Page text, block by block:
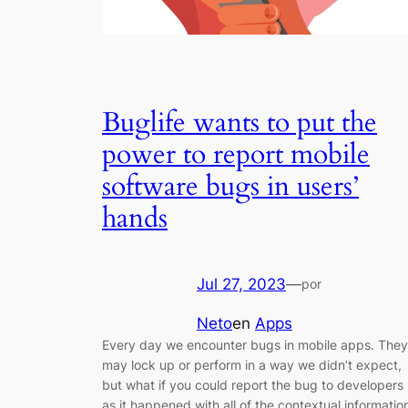
Buglife wants to put the
power to report mobile
software bugs in users’
hands
Jul 27, 2023—por
Netoen Apps
Every day we encounter bugs in mobile apps. They
may lock up or perform in a way we didn’t expect,
but what if you could report the bug to developers
as it happened with all of the contextual